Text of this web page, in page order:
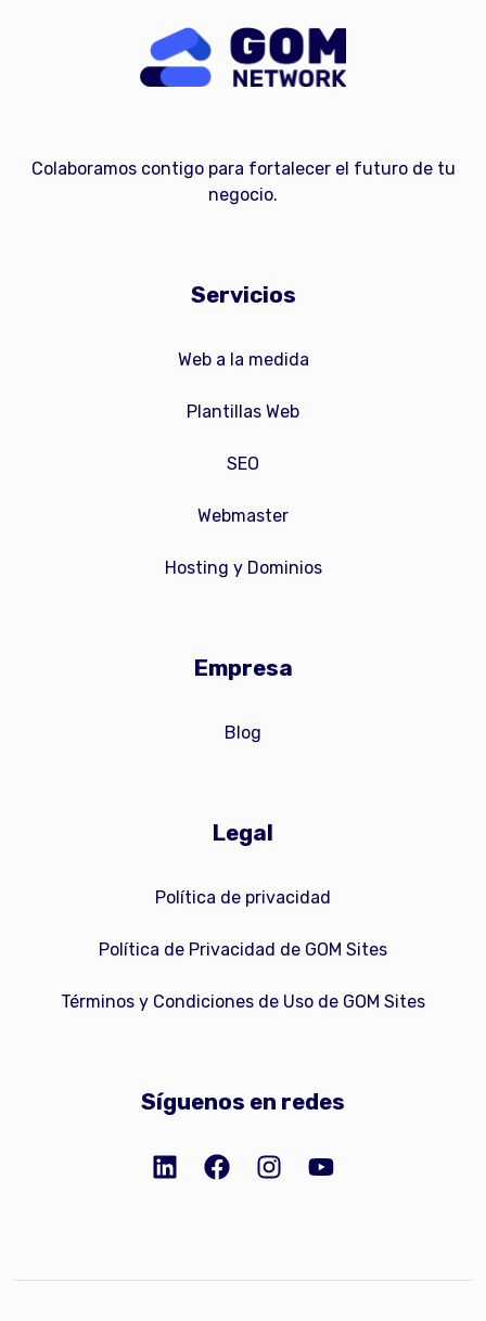
Colaboramos contigo para fortalecer el futuro de tu
negocio.
Servicios
Web a la medida
Plantillas Web
SEO
Webmaster
Hosting y Dominios
Empresa
Blog
Legal
Política de privacidad
Política de Privacidad de GOM Sites
Términos y Condiciones de Uso de GOM Sites
Síguenos en redes